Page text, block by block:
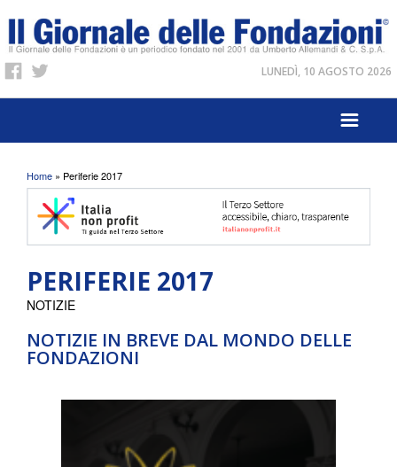
LUNEDÌ, 10 AGOSTO 2026
Tu sei qui
Home » Periferie 2017
PERIFERIE 2017
NOTIZIE IN BREVE DAL MONDO DELLE
FONDAZIONI
NOTIZIE